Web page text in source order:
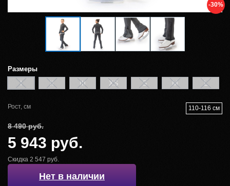
-30%
Размеры
I II III XS S M L
Рост, см 110-116 см
8 490 руб.
5 943 руб.
Скидка 2 547 руб.
Нет в наличии